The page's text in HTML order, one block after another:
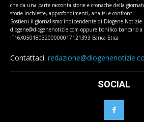
che da una parte racconta storie e cronache della
storie inchieste, approfondimenti, analisi e confronti.
Sostieni il giornalismo indipendente di Diogene Notizie
diogene@diogenenotizie.com oppure bonifico bancario a
IT16X0501803200000017121393 Banca Etica
Contattaci:
SOCIAL